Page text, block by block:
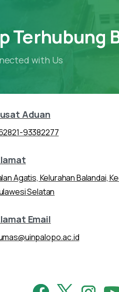
Terhubung
with Us
Aduan
93382277
Agatis, Kelurahan Balandai,
Selatan
Email